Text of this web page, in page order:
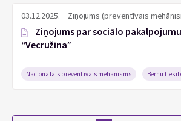
03.12.2025. Ziņojums (preventīvais
Ziņojums par sociālo
“Vecružina”
Nacionālais preventīvais mehānisms Bērnu